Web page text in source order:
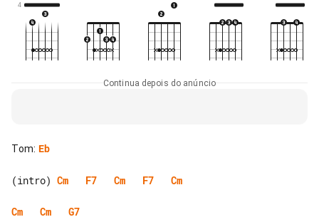
4
Continua depois do anúncio
Tom: Eb
(intro) Cm F7 Cm F7 Cm
Cm Cm G7